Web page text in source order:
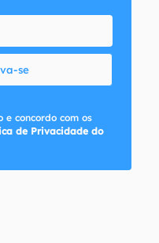
se
e concordo com os
de Privacidade do